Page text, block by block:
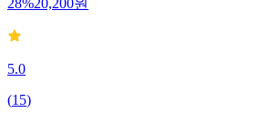
28%20,200원
5.0
(15)